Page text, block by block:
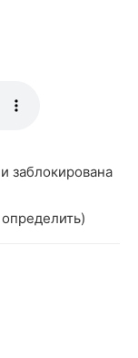
заблокирована